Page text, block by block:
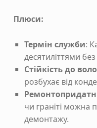
Плюси:
Термін служби:
десятиліттями
Стійкість до
розбухає від
чи граніті можна
демонтажу.